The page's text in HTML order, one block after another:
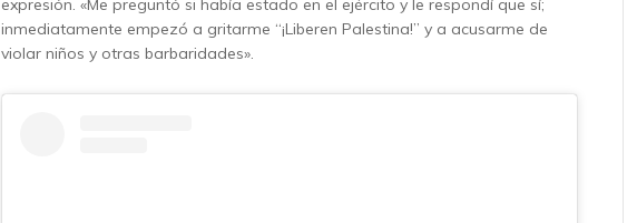
expresión. «Me preguntó si había estado en el ejército y le respondí que sí;
inmediatamente empezó a gritarme “¡Liberen Palestina!” y a acusarme de
violar niños y otras barbaridades».